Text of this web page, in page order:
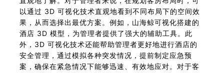
以通过 3D 可视化技术直观地看到不同布局下的空间效
果，从而选择出最优方案。例如，山海鲸可视化搭建的
酒店 3D 模型，为管理者提供了强大的辅助工具。此
外，3D 可视化技术还能帮助管理者更好地进行酒店的
安全管理，通过模拟各种突发情况，提前制定应急预
案，确保在紧急情况下能够迅速、有效地应对。对于客